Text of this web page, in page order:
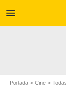
menu
Portada Cine